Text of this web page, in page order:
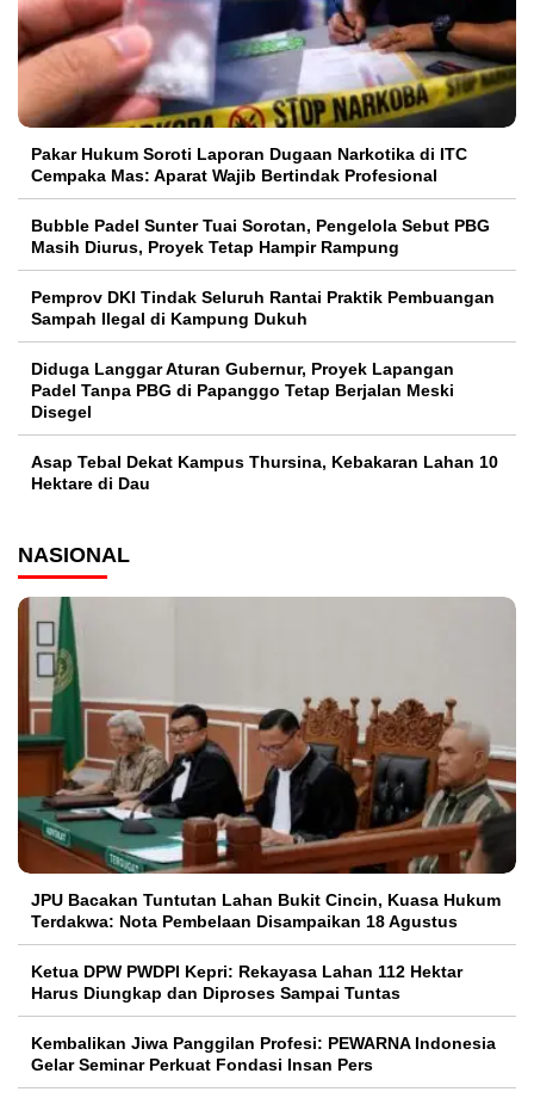
Pakar Hukum Soroti Laporan Dugaan Narkotika di ITC
Cempaka Mas: Aparat Wajib Bertindak Profesional
Bubble Padel Sunter Tuai Sorotan, Pengelola Sebut PBG
Masih Diurus, Proyek Tetap Hampir Rampung
Pemprov DKI Tindak Seluruh Rantai Praktik Pembuangan
Sampah Ilegal di Kampung Dukuh
Diduga Langgar Aturan Gubernur, Proyek Lapangan
Padel Tanpa PBG di Papanggo Tetap Berjalan Meski
Disegel
Asap Tebal Dekat Kampus Thursina, Kebakaran Lahan 10
Hektare di Dau
NASIONAL
JPU Bacakan Tuntutan Lahan Bukit Cincin, Kuasa Hukum
Terdakwa: Nota Pembelaan Disampaikan 18 Agustus
Ketua DPW PWDPI Kepri: Rekayasa Lahan 112 Hektar
Harus Diungkap dan Diproses Sampai Tuntas
Kembalikan Jiwa Panggilan Profesi: PEWARNA Indonesia
Gelar Seminar Perkuat Fondasi Insan Pers